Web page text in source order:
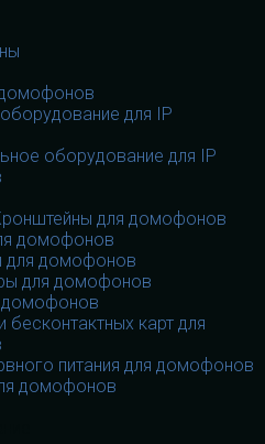
для IP
оборудование для IP
для домофонов
домофонов
для домофонов
для домофонов
домофонов
бесконтактных карт для
питания для домофонов
домофонов